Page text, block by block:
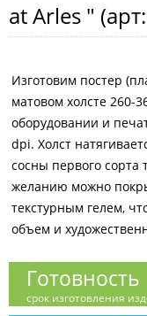
at Arles " (арт:
Изготовим постер
матовом холсте 260-
оборудовании и
dpi. Холст
сосны первого
желанию можно
текстурным гелем,
объем и
Готовность
срок изготовления